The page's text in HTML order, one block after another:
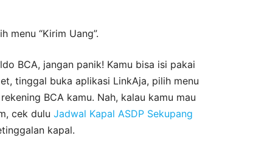
menu “Kirim Uang”.
BCA, jangan panik! Kamu bisa isi pakai
tinggal buka aplikasi LinkAja, pilih menu
BCA kamu. Nah, kalau kamu mau
cek dulu Jadwal Kapal ASDP Sekupang
kapal.